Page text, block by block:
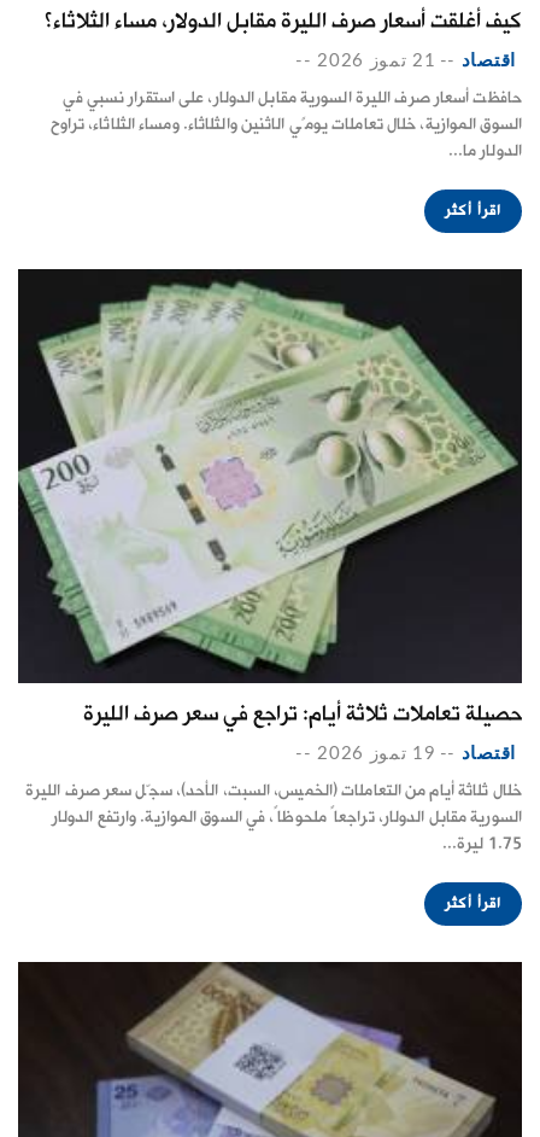
كيف أغلقت أسعار صرف الليرة مقابل الدولار، مساء الثلاثاء؟
اقتصاد -- 21 تموز 2026 --
حافظت أسعار صرف الليرة السورية مقابل الدولار، على استقرار نسبي في
السوق الموازية، خلال تعاملات يومًي الاثنين والثلاثاء. ومساء الثلاثاء، تراوح
الدولار ما...
اقرأ أكثر
حصيلة تعاملات ثلاثة أيام: تراجع في سعر صرف الليرة
اقتصاد -- 19 تموز 2026 --
خلال ثلاثة أيام من التعاملات (الخميس، السبت، الأحد)، سجّل سعر صرف الليرة
السورية مقابل الدولار، تراجعاً ملحوظاً، في السوق الموازية. وارتفع الدولار
1.75 ليرة...
اقرأ أكثر